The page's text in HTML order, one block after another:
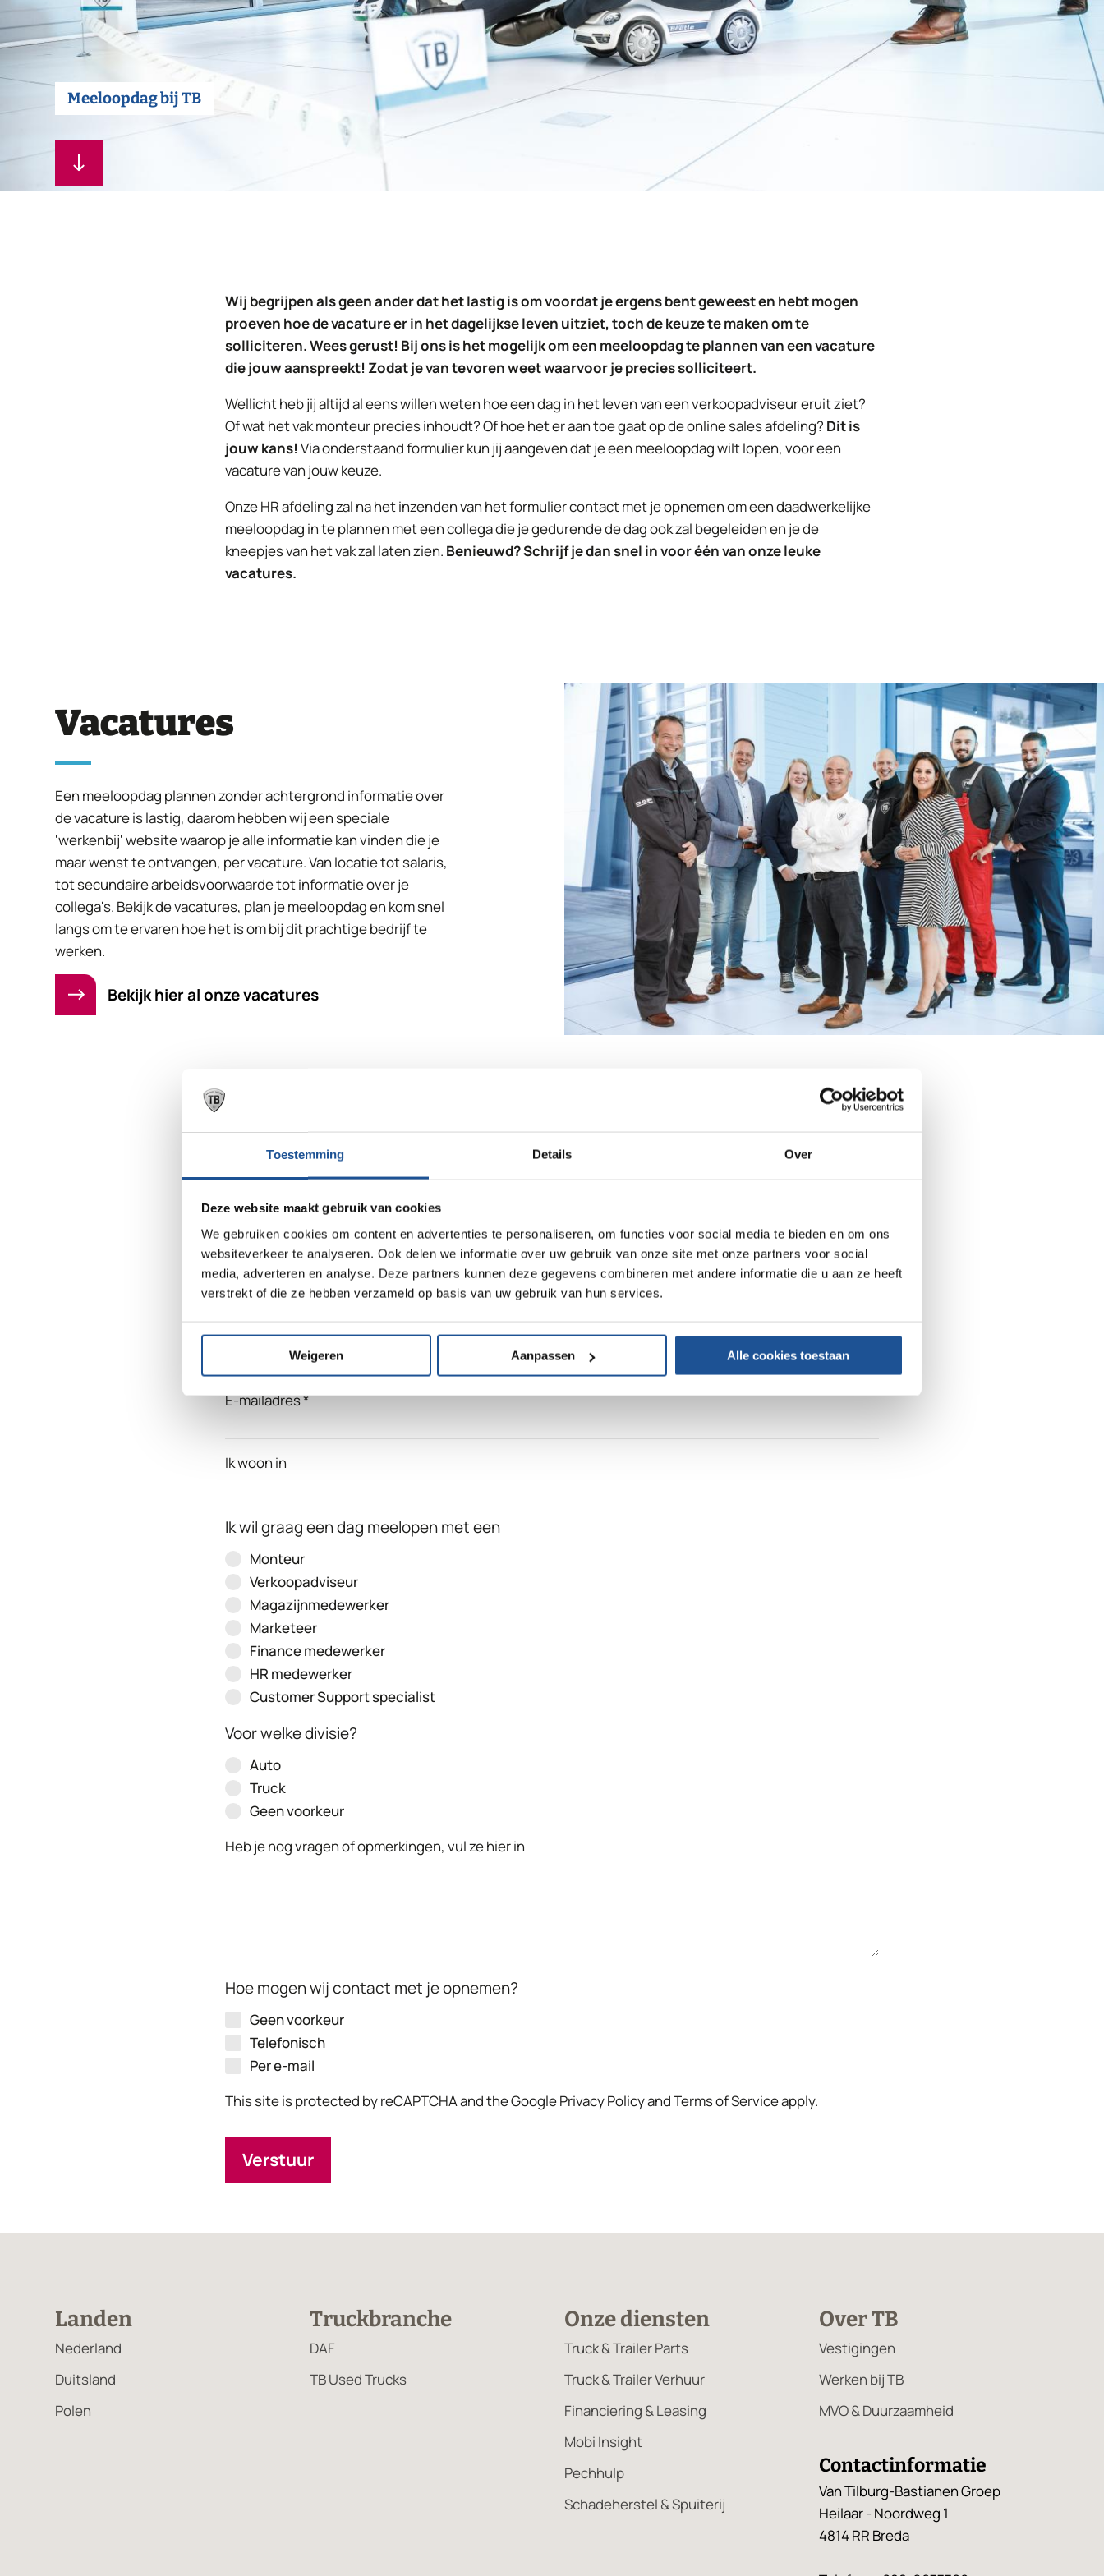
Toestemming Details Over
Deze website maakt gebruik van cookies
We gebruiken cookies om content en advertenties te personaliseren, om functies voor social media te bieden en om ons
websiteverkeer te analyseren. Ook delen we informatie over uw gebruik van onze site met onze partners voor social
media, adverteren en analyse. Deze partners kunnen deze gegevens combineren met andere informatie die u aan ze heeft
verstrekt of die ze hebben verzameld op basis van uw gebruik van hun services.
Weigeren Aanpassen Alle cookies toestaan
Meeloopdag bij TB
Wij begrijpen als geen ander dat het lastig is om voordat je ergens bent geweest en hebt mogen
proeven hoe de vacature er in het dagelijkse leven uitziet, toch de keuze te maken om te
solliciteren. Wees gerust! Bij ons is het mogelijk om een meeloopdag te plannen van een vacature
die jouw aanspreekt! Zodat je van tevoren weet waarvoor je precies solliciteert.
Wellicht heb jij altijd al eens willen weten hoe een dag in het leven van een verkoopadviseur eruit ziet?
Of wat het vak monteur precies inhoudt? Of hoe het er aan toe gaat op de online sales afdeling? Dit is
jouw kans! Via onderstaand formulier kun jij aangeven dat je een meeloopdag wilt lopen, voor een
vacature van jouw keuze.
Onze HR afdeling zal na het inzenden van het formulier contact met je opnemen om een daadwerkelijke
meeloopdag in te plannen met een collega die je gedurende de dag ook zal begeleiden en je de
kneepjes van het vak zal laten zien. Benieuwd? Schrijf je dan snel in voor één van onze leuke
vacatures.
Vacatures
Een meeloopdag plannen zonder achtergrond informatie over
de vacature is lastig, daarom hebben wij een speciale
'werkenbij' website waarop je alle informatie kan vinden die je
maar wenst te ontvangen, per vacature. Van locatie tot salaris,
tot secundaire arbeidsvoorwaarde tot informatie over je
collega's. Bekijk de vacatures, plan je meeloopdag en kom snel
langs om te ervaren hoe het is om bij dit prachtige bedrijf te
werken.
Bekijk hier al onze vacatures
Plan hier je meeloopdag
Telefoonnummer
E-mailadres
Ik woon in
Ik wil graag een dag meelopen met een
Monteur
Verkoopadviseur
Magazijnmedewerker
Marketeer
Finance medewerker
HR medewerker
Customer Support specialist
Voor welke divisie?
Auto
Truck
Geen voorkeur
Heb je nog vragen of opmerkingen, vul ze hier in
Hoe mogen wij contact met je opnemen?
Geen voorkeur
Telefonisch
Per e-mail
This site is protected by reCAPTCHA and the GooglePrivacy PolicyandTerms of Serviceapply.
Landen
Nederland
Duitsland
Polen
Truckbranche
DAF
TB Used Trucks
Onze diensten
Truck & Trailer Parts
Truck & Trailer Verhuur
Financiering & Leasing
Mobi Insight
Pechhulp
Schadeherstel & Spuiterij
Over TB
Vestigingen
Werken bij TB
MVO & Duurzaamheid
Contactinformatie
Van Tilburg-Bastianen Groep
Heilaar - Noordweg 1
4814 RR Breda